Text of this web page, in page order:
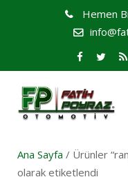
Hemen
Ana Sayfa / Ürünler
olarak etiketlendi